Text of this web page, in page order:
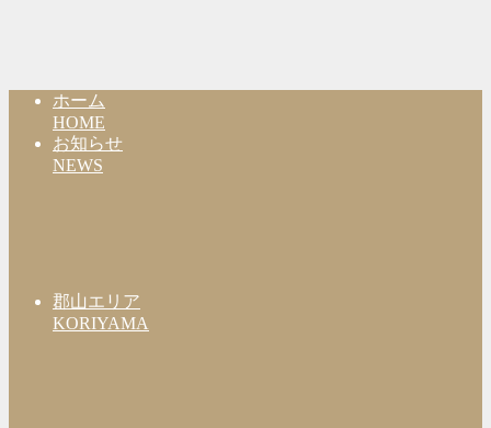
ホーム
HOME
お知らせ
NEWS
郡山エリア
KORIYAMA